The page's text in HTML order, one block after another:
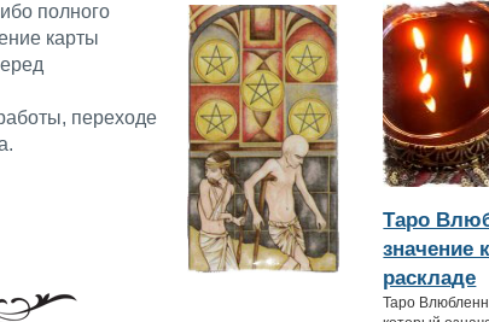
полного
карты
переходе
Таро
значение
раскладе
Таро